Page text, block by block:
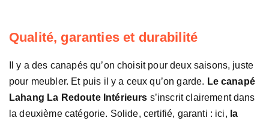
Qualité, garanties et durabilité
Il y a des canapés qu’on choisit pour deux saisons, juste
pour meubler. Et puis il y a ceux qu’on garde. Le canapé
Lahang La Redoute Intérieurs s’inscrit clairement dans
la deuxième catégorie. Solide, certifié, garanti : ici, la